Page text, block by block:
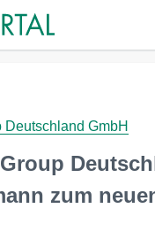
GmbH
zum